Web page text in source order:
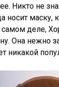
Никто не
носит маску,
самом деле,
Она нежно
никакой